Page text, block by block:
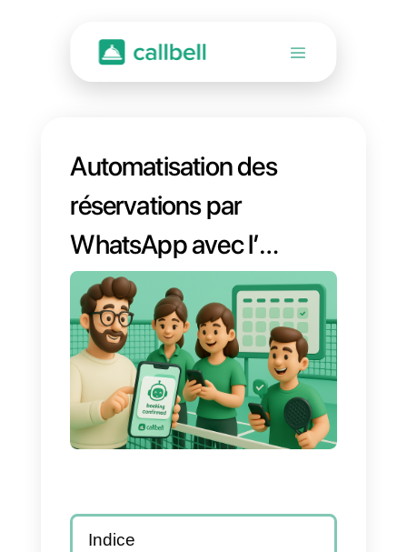
Automatisation des
réservations par
WhatsApp avec l’IA
: Gérez votre
agenda 24h/24 et
7j/7 sans perdre de